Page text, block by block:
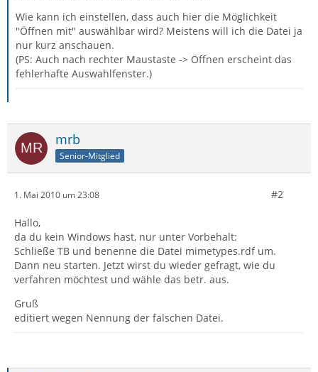
Wie kann ich einstellen, dass auch hier die Möglichkeit
"Öffnen mit" auswählbar wird? Meistens will ich die Datei ja
nur kurz anschauen.
(PS: Auch nach rechter Maustaste -> Öffnen erscheint das
fehlerhafte Auswahlfenster.)
mrb
Senior-Mitglied
1. Mai 2010 um 23:08 #2
Hallo,
da du kein Windows hast, nur unter Vorbehalt:
Schließe TB und benenne die Datei mimetypes.rdf um.
Dann neu starten. Jetzt wirst du wieder gefragt, wie du
verfahren möchtest und wähle das betr. aus.
Gruß
editiert wegen Nennung der falschen Datei.